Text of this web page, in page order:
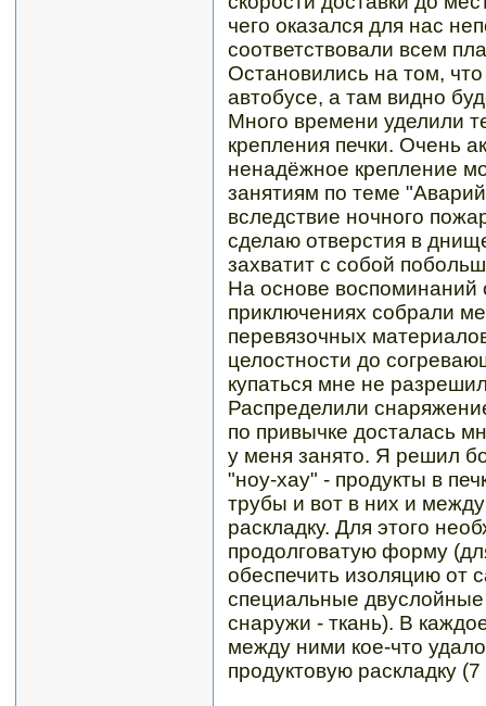
чего оказался для нас
соответствовали всем
Остановились на том,
автобусе, а там видно
Много времени уделили
крепления печки. Очень
ненадёжное крепление
занятиям по теме
вследствие ночного
сделаю отверстия в
захватит с собой
На основе
приключениях собрали
перевязочных
целостности до
купаться мне не
Распределили
по привычке досталась
у меня занято. Я решил
"ноу-хау" - продукты в
трубы и вот в них и
раскладку. Для этого
продолговатую форму
обеспечить изоляцию от
специальные
снаружи - ткань). В
между ними кое-что
продуктовую раскладку (7